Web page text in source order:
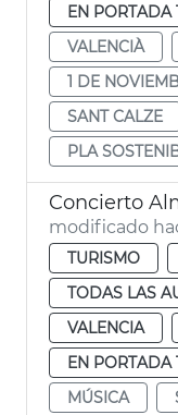
EN PORTADA
VALENCIÀ
1 DE
SANT CALZE
PLA
Concierto
modificado
TURISMO
TODAS LAS
VALENCIA
EN PORTADA
MÚSICA